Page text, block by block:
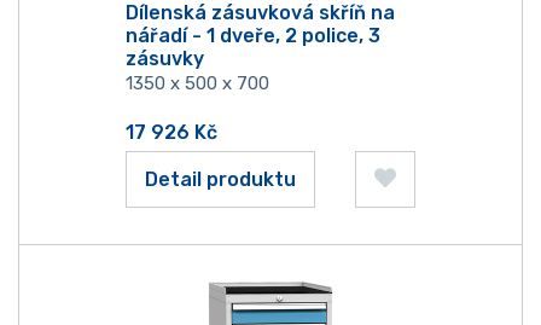
Dílenská zásuvková skříň na
nářadí - 1 dveře, 2 police, 3
zásuvky
1350 x 500 x 700
17 926 Kč
Detail produktu